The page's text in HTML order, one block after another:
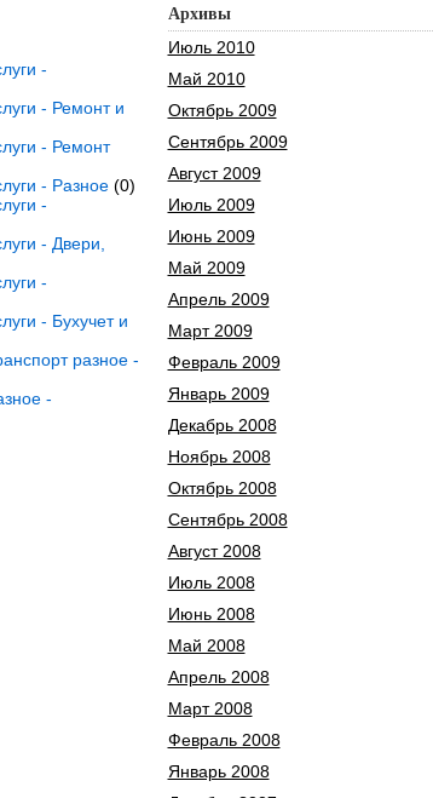
-
- Ремонт и
- Ремонт
- Разное(0)
-
- Двери,
-
- Бухучет и
разное -
-
Архивы
Июль 2010
Май 2010
Октябрь 2009
Сентябрь 2009
Август 2009
Июль 2009
Июнь 2009
Май 2009
Апрель 2009
Март 2009
Февраль 2009
Январь 2009
Декабрь 2008
Ноябрь 2008
Октябрь 2008
Сентябрь 2008
Август 2008
Июль 2008
Июнь 2008
Май 2008
Апрель 2008
Март 2008
Февраль 2008
Январь 2008